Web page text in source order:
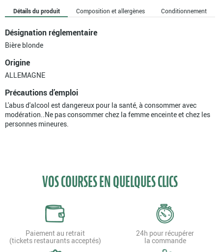
Détails du produit Composition et allergènes Conditionnement
Désignation réglementaire
Bière blonde
Origine
ALLEMAGNE
Précautions d’emploi
L'abus d'alcool est dangereux pour la santé, à consommer avec
modération..Ne pas consommer chez la femme enceinte et chez les
personnes mineures.
VOS COURSES EN QUELQUES CLICS
Paiement au retrait
(tickets restaurants acceptés)
24h pour récupérer
la commande